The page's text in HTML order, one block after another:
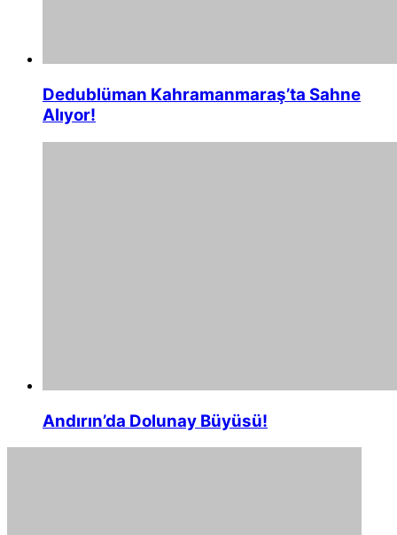
Dedublüman Kahramanmaraş’ta Sahne
Alıyor!
Andırın’da Dolunay Büyüsü!